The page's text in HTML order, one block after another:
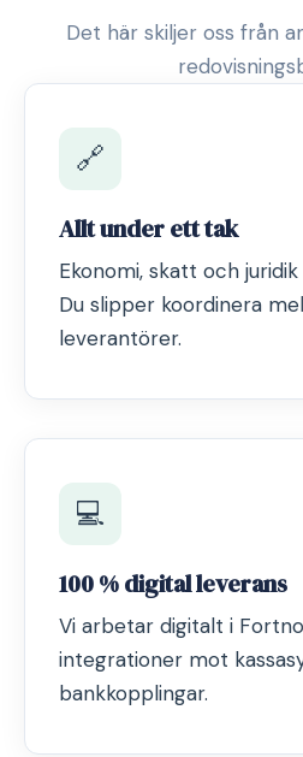
Det här skiljer oss från
🔗
Allt under ett tak
Ekonomi, skatt och
Du slipper koordinera
leverantörer.
💻
100 % digital leverans
Vi arbetar digitalt i
integrationer mot
bankkopplingar.